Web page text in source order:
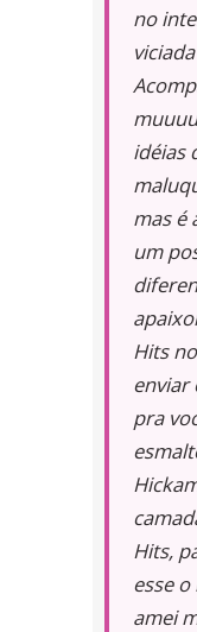
no
idéias
mas é
um
Hits
enviar
pra
Hits,
esse
amei